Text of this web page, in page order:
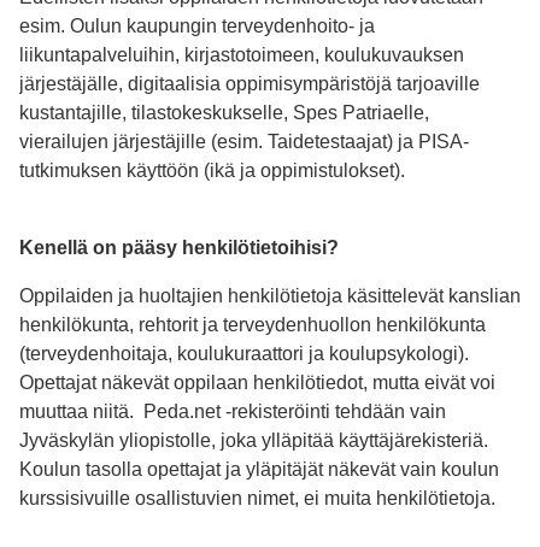
esim. Oulun kaupungin terveydenhoito- ja
liikuntapalveluihin, kirjastotoimeen, koulukuvauksen
järjestäjälle, digitaalisia oppimisympäristöjä tarjoaville
kustantajille, tilastokeskukselle, Spes Patriaelle,
vierailujen järjestäjille (esim. Taidetestaajat) ja PISA-
tutkimuksen käyttöön (ikä ja oppimistulokset).
Kenellä on pääsy henkilötietoihisi?
Oppilaiden ja huoltajien henkilötietoja käsittelevät kanslian
henkilökunta, rehtorit ja terveydenhuollon henkilökunta
(terveydenhoitaja, koulukuraattori ja koulupsykologi).
Opettajat näkevät oppilaan henkilötiedot, mutta eivät voi
muuttaa niitä. Peda.net -rekisteröinti tehdään vain
Jyväskylän yliopistolle, joka ylläpitää käyttäjärekisteriä.
Koulun tasolla opettajat ja yläpitäjät näkevät vain koulun
kurssisivuille osallistuvien nimet, ei muita henkilötietoja.